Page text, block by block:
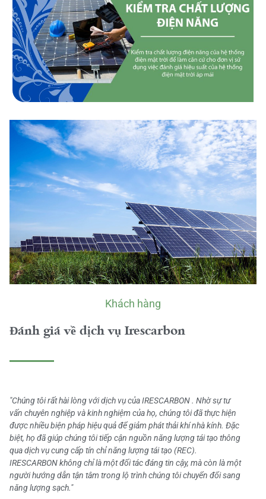
Khách hàng
Đánh giá về dịch vụ Irescarbon
"Chúng tôi rất hài lòng với dịch vụ của IRESCARBON . Nhờ sự tư
vấn chuyên nghiệp và kinh nghiệm của họ, chúng tôi đã thực hiện
được nhiều biện pháp hiệu quả để giảm phát thải khí nhà kính. Đặc
biệt, họ đã giúp chúng tôi tiếp cận nguồn năng lượng tái tạo thông
qua dịch vụ cung cấp tín chỉ năng lượng tái tạo (REC).
IRESCARBON không chỉ là một đối tác đáng tin cậy, mà còn là một
người hướng dẫn tận tâm trong lộ trình chúng tôi chuyển đổi sang
năng lượng sạch."